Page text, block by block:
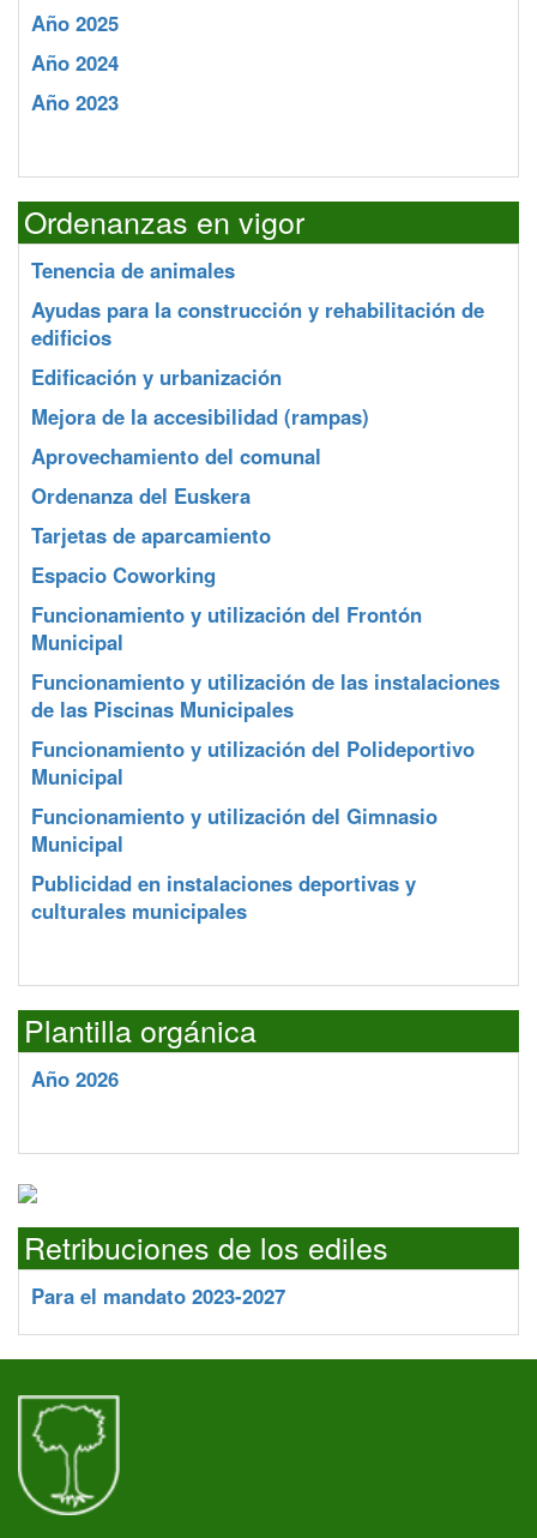
Año 2025
Año 2024
Año 2023
Ordenanzas en vigor
Tenencia de animales
Ayudas para la construcción y rehabilitación de
edificios
Edificación y urbanización
Mejora de la accesibilidad (rampas)
Aprovechamiento del comunal
Ordenanza del Euskera
Tarjetas de aparcamiento
Espacio Coworking
Funcionamiento y utilización del Frontón
Municipal
Funcionamiento y utilización de las instalaciones
de las Piscinas Municipales
Funcionamiento y utilización del Polideportivo
Municipal
Funcionamiento y utilización del Gimnasio
Municipal
Publicidad en instalaciones deportivas y
culturales municipales
Plantilla orgánica
Año 2026
Retribuciones de los ediles
Para el mandato 2023-2027